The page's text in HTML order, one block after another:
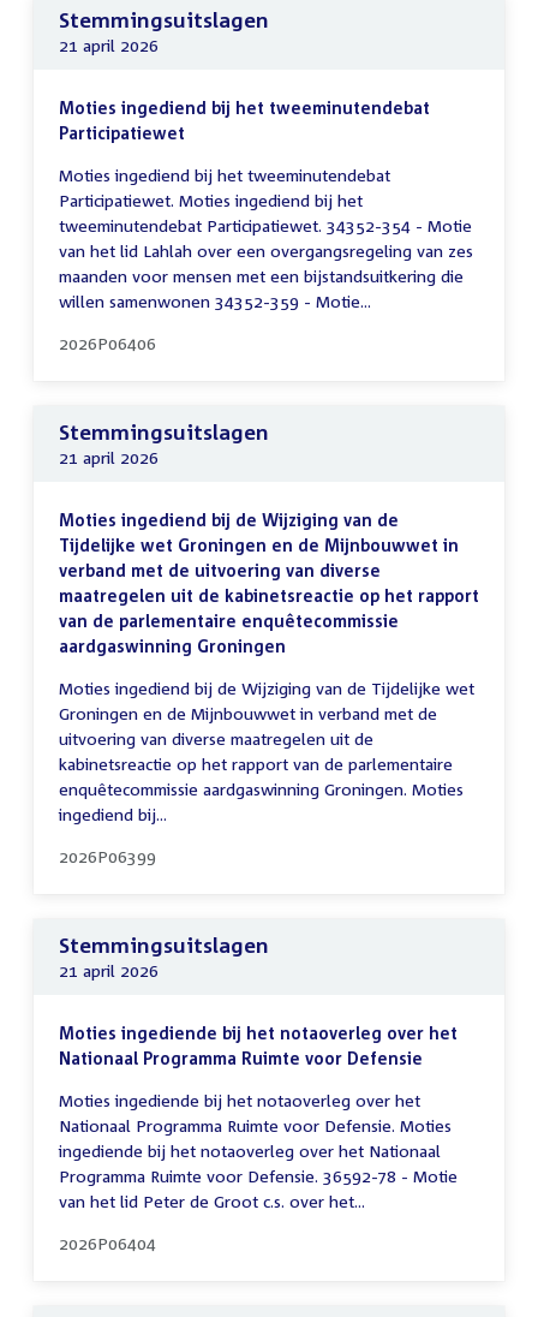
Stemmingsuitslagen
21 april 2026
Moties ingediend bij het tweeminutendebat
Participatiewet
Moties ingediend bij het tweeminutendebat
Participatiewet. Moties ingediend bij het
tweeminutendebat Participatiewet. 34352-354 - Motie
van het lid Lahlah over een overgangsregeling van zes
maanden voor mensen met een bijstandsuitkering die
willen samenwonen 34352-359 - Motie...
2026P06406
Stemmingsuitslagen
21 april 2026
Moties ingediend bij de Wijziging van de
Tijdelijke wet Groningen en de Mijnbouwwet in
verband met de uitvoering van diverse
maatregelen uit de kabinetsreactie op het rapport
van de parlementaire enquêtecommissie
aardgaswinning Groningen
Moties ingediend bij de Wijziging van de Tijdelijke wet
Groningen en de Mijnbouwwet in verband met de
uitvoering van diverse maatregelen uit de
kabinetsreactie op het rapport van de parlementaire
enquêtecommissie aardgaswinning Groningen. Moties
ingediend bij...
2026P06399
Stemmingsuitslagen
21 april 2026
Moties ingediende bij het notaoverleg over het
Nationaal Programma Ruimte voor Defensie
Moties ingediende bij het notaoverleg over het
Nationaal Programma Ruimte voor Defensie. Moties
ingediende bij het notaoverleg over het Nationaal
Programma Ruimte voor Defensie. 36592-78 - Motie
van het lid Peter de Groot c.s. over het...
2026P06404